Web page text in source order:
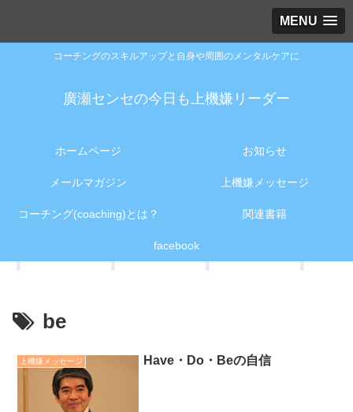
MENU
コーチングのスキルアップと自身や周囲のメンタルケアに
廣瀬センセの今日も上機嫌リーダー
ホームページ お知らせ
メールマガジン 上機嫌メッセージ
コーチング(coaching)とは？ 関連書籍
facebook
be
上機嫌メッセージ Have・Do・Beの自信